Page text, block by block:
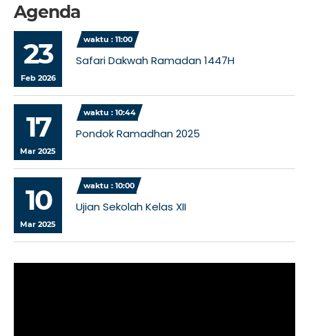
Agenda
23
Feb 2026
waktu : 11:00
Safari Dakwah Ramadan 1447H
17
Mar 2025
waktu : 10:44
Pondok Ramadhan 2025
10
Mar 2025
waktu : 10:00
Ujian Sekolah Kelas XII